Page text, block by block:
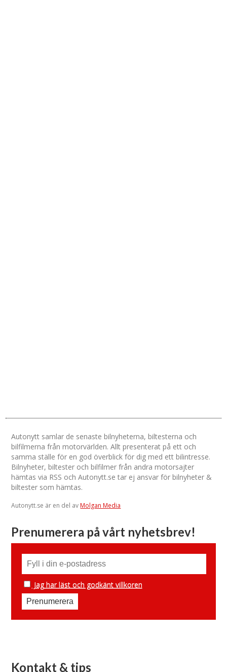
Autonytt samlar de senaste bilnyheterna, biltesterna och
bilfilmerna från motorvärlden. Allt presenterat på ett och
samma ställe för en god överblick för dig med ett bilintresse.
Bilnyheter, biltester och bilfilmer från andra motorsajter
hämtas via RSS och Autonytt.se tar ej ansvar för bilnyheter &
biltester som hämtas.
Autonytt.se är en del avMolgan Media
Prenumerera på vårt nyhetsbrev!
Jag har läst och godkänt villkoren
Kontakt & tips